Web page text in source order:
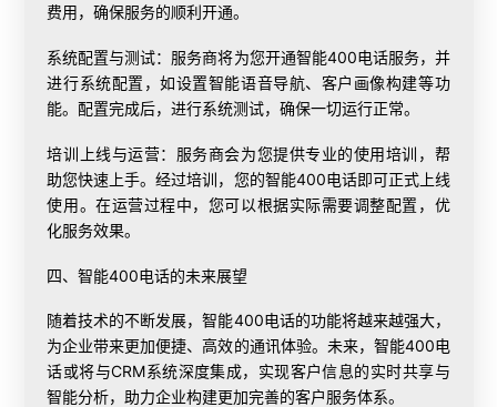
费用，确保服务的顺利开通。
系统配置与测试：服务商将为您开通智能400电话服务，并
进行系统配置，如设置智能语音导航、客户画像构建等功
能。配置完成后，进行系统测试，确保一切运行正常。
培训上线与运营：服务商会为您提供专业的使用培训，帮
助您快速上手。经过培训，您的智能400电话即可正式上线
使用。在运营过程中，您可以根据实际需要调整配置，优
化服务效果。
四、智能400电话的未来展望
随着技术的不断发展，智能400电话的功能将越来越强大，
为企业带来更加便捷、高效的通讯体验。未来，智能400电
话或将与CRM系统深度集成，实现客户信息的实时共享与
智能分析，助力企业构建更加完善的客户服务体系。